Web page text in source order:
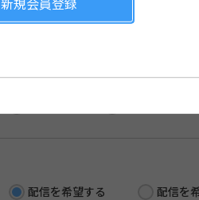
配信を希望する 配信を